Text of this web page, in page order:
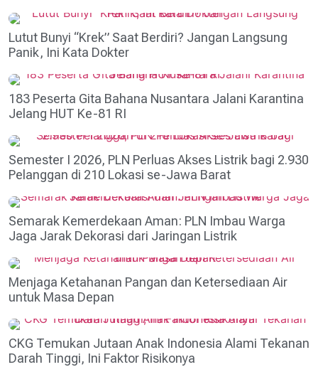
Lutut Bunyi “Krek” Saat Berdiri? Jangan Langsung
Panik, Ini Kata Dokter
183 Peserta Gita Bahana Nusantara Jalani Karantina
Jelang HUT Ke-81 RI
Semester I 2026, PLN Perluas Akses Listrik bagi 2.930
Pelanggan di 210 Lokasi se-Jawa Barat
Semarak Kemerdekaan Aman: PLN Imbau Warga
Jaga Jarak Dekorasi dari Jaringan Listrik
Menjaga Ketahanan Pangan dan Ketersediaan Air
untuk Masa Depan
CKG Temukan Jutaan Anak Indonesia Alami Tekanan
Darah Tinggi, Ini Faktor Risikonya